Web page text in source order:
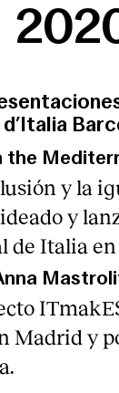
the
y la
y
de Italia
Madrid y